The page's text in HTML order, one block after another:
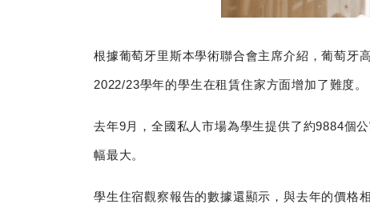
根據葡萄牙里斯本學術聯合會主席介紹，葡萄牙
2022/23學年的學生在租賃住家方面增加了難度。
去年9月，全國私人市場為學生提供了約9884個
幅最大。
學生住宿觀察報告的數據還顯示，與去年的價格